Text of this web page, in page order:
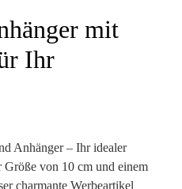
mit
Ihr
Anhänger – Ihr idealer
von 10 cm und einem
charmante Werbeartikel